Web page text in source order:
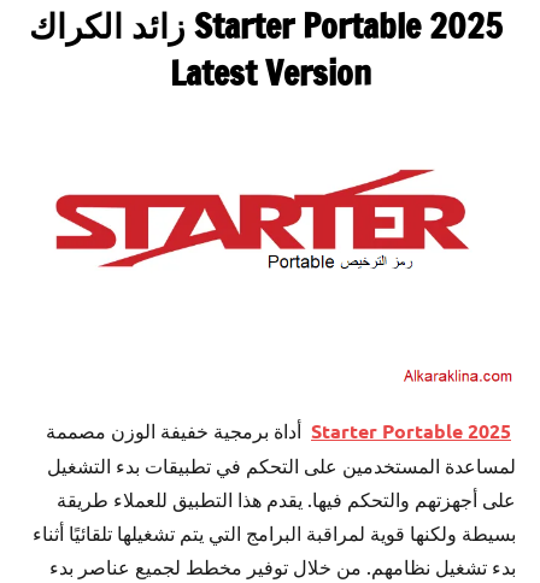
Starter Portable 2025 زائد الكراك
Latest Version
Starter Portable 2025 أداة برمجية خفيفة الوزن مصممة
لمساعدة المستخدمين على التحكم في تطبيقات بدء التشغيل
على أجهزتهم والتحكم فيها. يقدم هذا التطبيق للعملاء طريقة
بسيطة ولكنها قوية لمراقبة البرامج التي يتم تشغيلها تلقائيًا أثناء
بدء تشغيل نظامهم. من خلال توفير مخطط لجميع عناصر بدء